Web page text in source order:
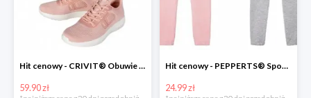
Hit cenowy - CRIVIT® Obuwie dziewczęce sportowe i na co dzień, 1 para
59.90 zł
Hit cenowy - PEPPERTS® Spodnie dresowe dziewczęce, 1 para
24.99 zł